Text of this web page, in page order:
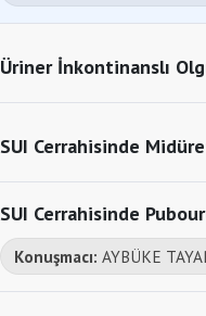
Üriner İnkontinanslı
SUI Cerrahisinde
SUI Cerrahisinde
Konuşmacı: AYBÜKE